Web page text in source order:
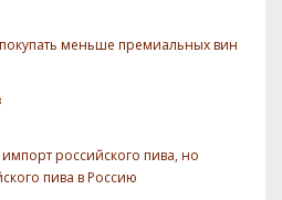
меньше премиальных вин
российского пива, но
пива в Россию